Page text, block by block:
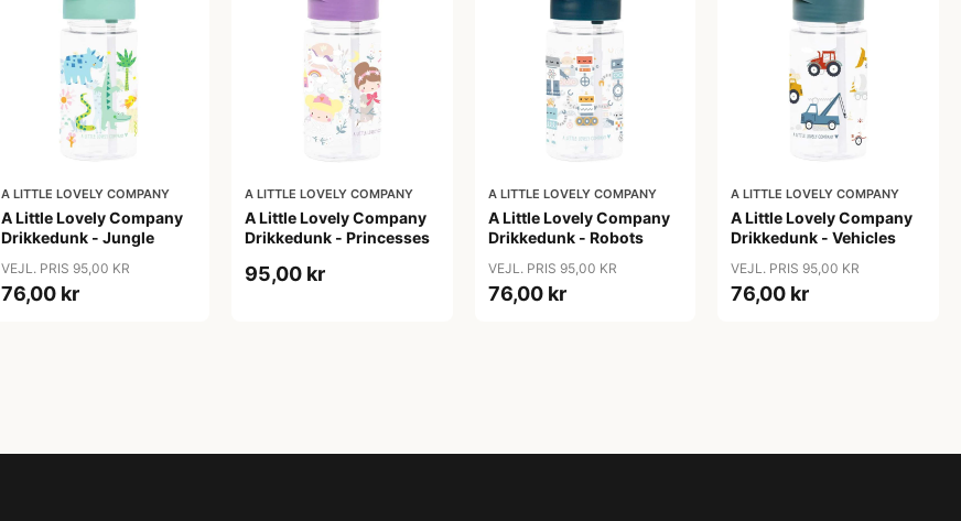
A LITTLE LOVELY COMPANY
A Little Lovely Company
Drikkedunk - Jungle
VEJL. PRIS 95,00 KR
76,00 kr
A LITTLE LOVELY COMPANY
A Little Lovely Company
Drikkedunk - Princesses
95,00 kr
A LITTLE LOVELY COMPANY
A Little Lovely Company
Drikkedunk - Robots
VEJL. PRIS 95,00 KR
76,00 kr
A LITTLE LOVELY COMPANY
A Little Lovely Company
Drikkedunk - Vehicles
VEJL. PRIS 95,00 KR
76,00 kr